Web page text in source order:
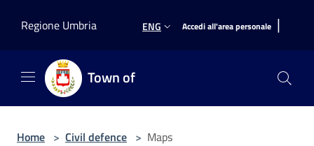
Regione Umbria
ENG Accedi all'area personale |
Town of
Home > Civil defence > Maps